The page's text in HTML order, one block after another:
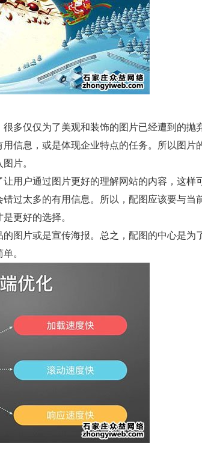
多仅仅为了美观和装饰的图片已经遭到的抛
信息，或是体现企业特点的任务。所以图片
片。
用户通过图片更好的理解网站的内容，这样
过太多的有用信息。所以，配图应该要与当
更好的选择。
图片或是宣传海报。总之，配图的中心是为
。